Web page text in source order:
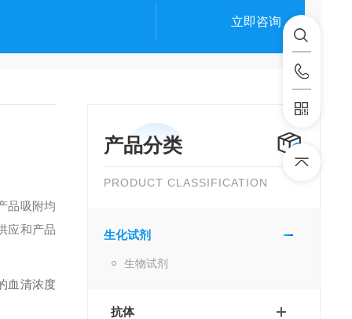
立即咨询
产品分类
PRODUCT CLASSIFICATION
生化试剂
生物试剂
抗体
品吸附均
应和产品
血清浓度